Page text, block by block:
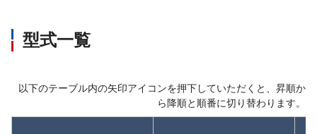
型式一覧
以下のテーブル内の矢印アイコンを押下していただくと、昇順か
ら降順と順番に切り替わります。